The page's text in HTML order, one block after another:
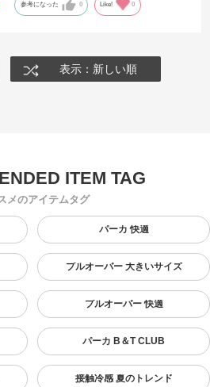
参考になった 0 Like! 0
表示：新しい順
メのアイテムタグ
パーカ 快適
プルオーバー 大きいサイズ
プルオーバー 快適
パーカ B＆T CLUB
接触冷感 夏のトレンド